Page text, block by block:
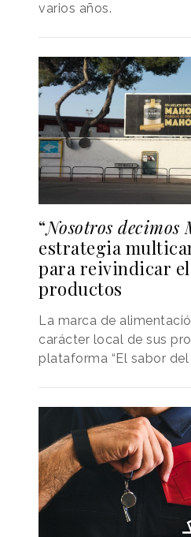
varios años.
“Nosotros decimos
estrategia
para reivindicar
productos
La marca de
carácter local de sus
plataforma “El sabor del